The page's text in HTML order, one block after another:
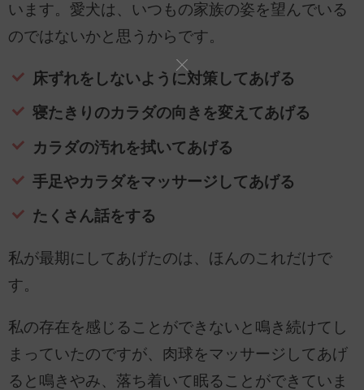
います。愛犬は、いつもの家族の姿を望んでいる
のではないかと思うからです。
床ずれをしないように対策してあげる
寝たきりのカラダの向きを変えてあげる
カラダの汚れを拭いてあげる
手足やカラダをマッサージしてあげる
たくさん話をする
私が最期にしてあげたのは、ほんのこれだけで
す。
私の存在を感じることができないと鳴き続けてし
まっていたのですが、肉球をマッサージしてあげ
ると鳴きやみ、落ち着いて眠ることができていま